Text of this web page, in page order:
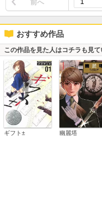
前へ
おすすめ作品
この作品を見た人はコチラも見
ギフト± 幽麗塔